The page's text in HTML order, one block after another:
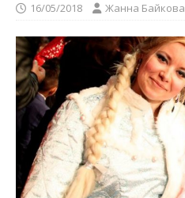
16/05/2018 Жанна Байкова